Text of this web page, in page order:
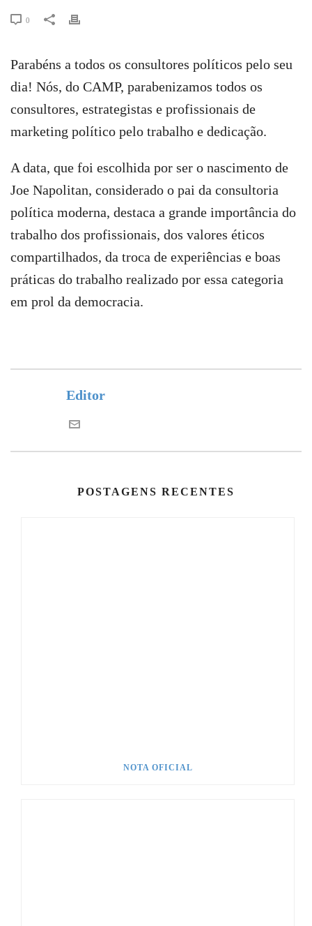
0
Parabéns a todos os consultores políticos pelo seu
dia! Nós, do CAMP, parabenizamos todos os
consultores, estrategistas e profissionais de
marketing político pelo trabalho e dedicação.
A data, que foi escolhida por ser o nascimento de
Joe Napolitan, considerado o pai da consultoria
política moderna, destaca a grande importância do
trabalho dos profissionais, dos valores éticos
compartilhados, da troca de experiências e boas
práticas do trabalho realizado por essa categoria
em prol da democracia.
Editor
POSTAGENS RECENTES
NOTA OFICIAL